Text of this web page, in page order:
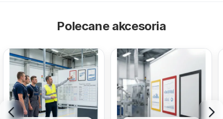
Polecane akcesoria